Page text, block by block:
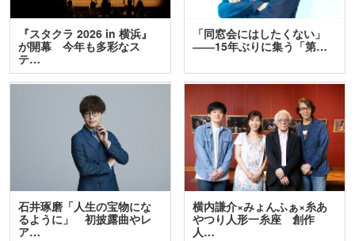
『スタクラ 2026 in 横浜』
が開幕 今年も多彩なス
テ…
「同窓会にはしたくない」
――15年ぶりに集う「第…
石井琢磨「人生の宝物にな
るように」 初披露曲やレ
ア…
横内謙介×みょんふぁ×糸あ
やつり人形一糸座 創作
人…